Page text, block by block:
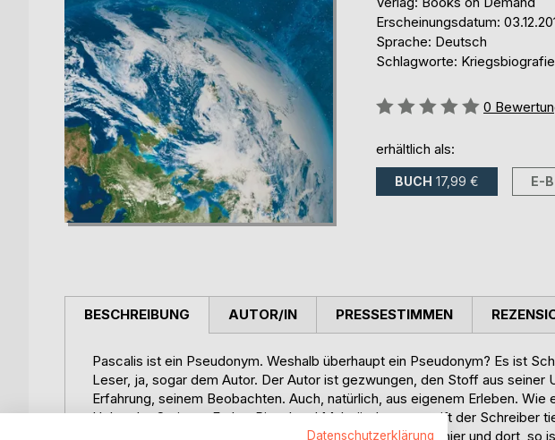
Erscheinungsdatum:
Sprache: Deutsch
Schlagworte:
Bewertung::
0
erhältlich als:
BUCH 17,99 € E-
BESCHREIBUNG
Pascalis ist ein Pseudonym. Weshalb überhaupt ein Pseudonym? Es ist
Leser, ja, sogar dem Autor. Der Autor ist gezwungen, den Stoff aus seiner
Erfahrung, seinem Beobachten. Auch, natürlich, aus eigenem Erleben. Wie
Holz oder Stein, zu Farbe, Pinsel und Malgründen, so greift der Schreiber
Material, das ja überall reichlich vorhanden ist. Ergänzt er hier und dort, so
AUTOR/IN PRESSESTIMMEN
Datenschutzerklärung